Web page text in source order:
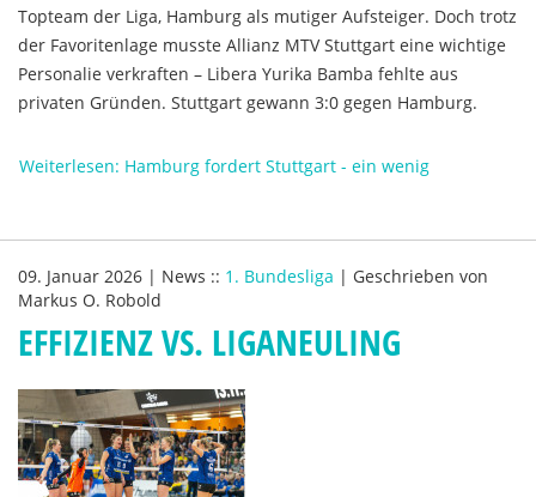
Topteam der Liga, Hamburg als mutiger Aufsteiger. Doch trotz
der Favoritenlage musste Allianz MTV Stuttgart eine wichtige
Personalie verkraften – Libera Yurika Bamba fehlte aus
privaten Gründen. Stuttgart gewann 3:0 gegen Hamburg.
Weiterlesen: Hamburg fordert Stuttgart - ein wenig
09. Januar 2026 | News :: 1. Bundesliga | Geschrieben von
Markus O. Robold
EFFIZIENZ VS. LIGANEULING